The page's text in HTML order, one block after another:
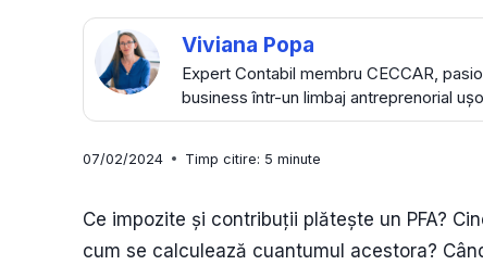
Viviana Popa
Expert Contabil membru CECCAR,
business într-un limbaj antreprenorial
07/02/2024 Timp citire: 5 minute
Ce impozite și contribuții plătește un PFA?
cum se calculează cuantumul acestora?